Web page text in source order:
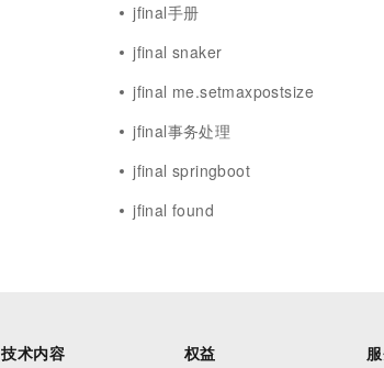
jfinal手册
jfinal snaker
jfinal me.setmaxpostsize
jfinal事务处理
jfinal springboot
jfinal found
技术内容
权益